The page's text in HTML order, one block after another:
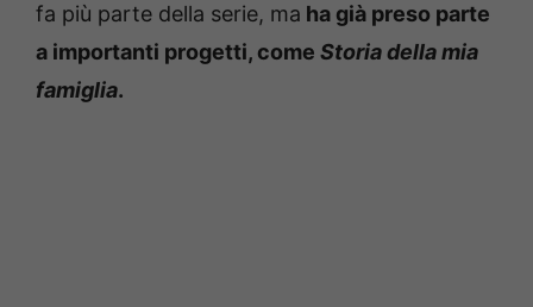
fa più parte della serie, ma ha già preso parte
a importanti progetti, come Storia della mia
famiglia.